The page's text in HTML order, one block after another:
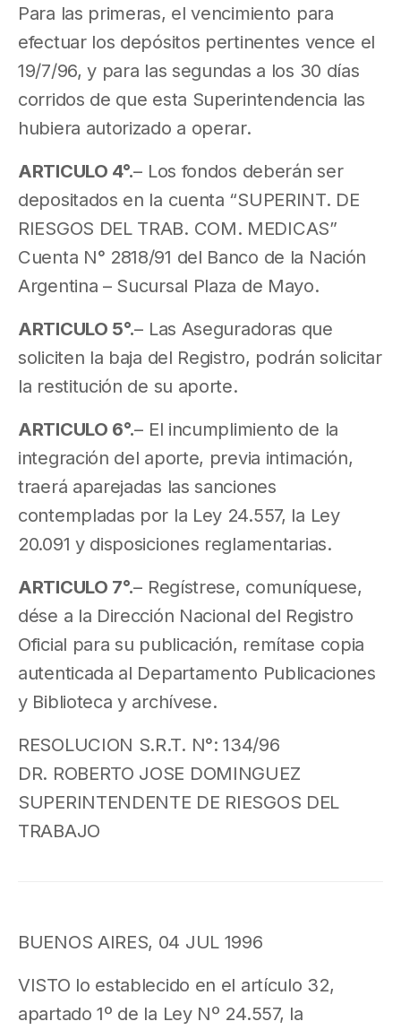
Para las primeras, el vencimiento para
efectuar los depósitos pertinentes vence el
19/7/96, y para las segundas a los 30 días
corridos de que esta Superintendencia las
hubiera autorizado a operar.
ARTICULO 4°.– Los fondos deberán ser
depositados en la cuenta “SUPERINT. DE
RIESGOS DEL TRAB. COM. MEDICAS”
Cuenta N° 2818/91 del Banco de la Nación
Argentina – Sucursal Plaza de Mayo.
ARTICULO 5°.– Las Aseguradoras que
soliciten la baja del Registro, podrán solicitar
la restitución de su aporte.
ARTICULO 6°.– El incumplimiento de la
integración del aporte, previa intimación,
traerá aparejadas las sanciones
contempladas por la Ley 24.557, la Ley
20.091 y disposiciones reglamentarias.
ARTICULO 7°.– Regístrese, comuníquese,
dése a la Dirección Nacional del Registro
Oficial para su publicación, remítase copia
autenticada al Departamento Publicaciones
y Biblioteca y archívese.
RESOLUCION S.R.T. N°: 134/96
DR. ROBERTO JOSE DOMINGUEZ
SUPERINTENDENTE DE RIESGOS DEL
TRABAJO
BUENOS AIRES, 04 JUL 1996
VISTO lo establecido en el artículo 32,
apartado 1º de la Ley Nº 24.557, la